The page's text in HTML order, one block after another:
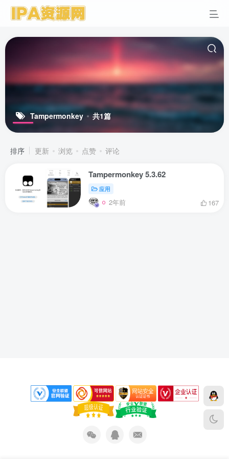
Tampermonkey 共1篇
排序 更新 浏览 点赞 评论
Tampermonkey 5.3.62
应用
2年前 167